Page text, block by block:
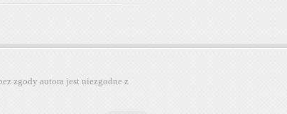
zgody autora jest niezgodne z